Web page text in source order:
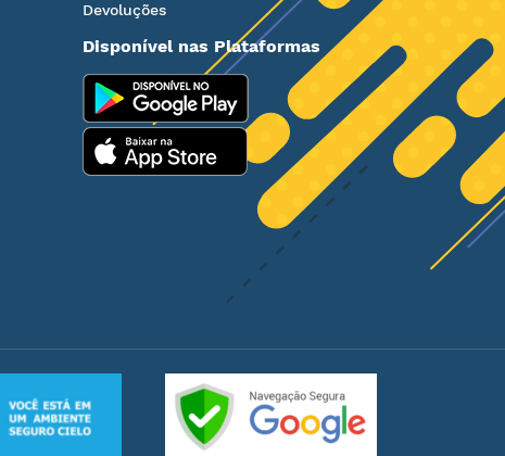
Devoluções
Disponível nas Plataformas